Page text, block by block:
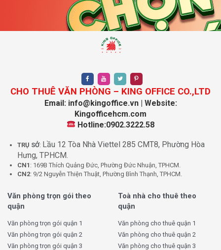
CHO THUÊ VĂN PHÒNG – KING OFFICE CO.,LTD
Email: info@kingoffice.vn | Website:
Kingofficehcm.com
Hotline:0902.3222.58
TRỤ SỞ: Lầu 12 Tòa Nhà Viettel 285 CMT8, Phường Hòa
Hưng, TPHCM.
CN1 : 169B Thích Quảng Đức, Phường Đức Nhuận, TPHCM.
CN2: 9/2 Nguyễn Thiện Thuật, Phường Bình Thạnh, TPHCM.
Văn phòng trọn gói theo
quận
Văn phòng trọn gói quận 1
Văn phòng trọn gói quận 2
Văn phòng trọn gói quận 3
Toà nhà cho thuê theo
quận
Văn phòng cho thuê quận 1
Văn phòng cho thuê quận 2
Văn phòng cho thuê quận 3